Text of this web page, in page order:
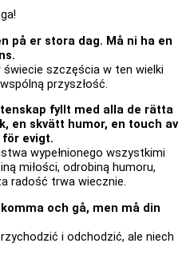
på er stora dag. Må ni ha en
szczęścia w ten wielki
przyszłość.
fyllt med alla de rätta
en skvätt humor, en touch av
evigt.
wypełnionego wszystkimi
miłości, odrobiną humoru,
radość trwa wiecznie.
och gå, men må din
i odchodzić, ale niech